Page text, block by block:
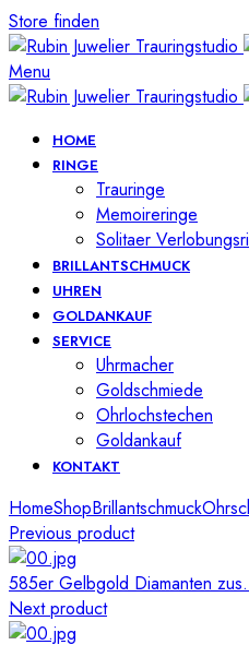
Store finden
Menu
HOME
RINGE
Trauringe
Memoireringe
Solitaer
BRILLANTSCHMUCK
UHREN
GOLDANKAUF
SERVICE
Uhrmacher
Goldschmiede
Ohrlochstechen
Goldankauf
KONTAKT
HomeShopBrillantschmuck
Previous product
585er Gelbgold Diamanten
Next product